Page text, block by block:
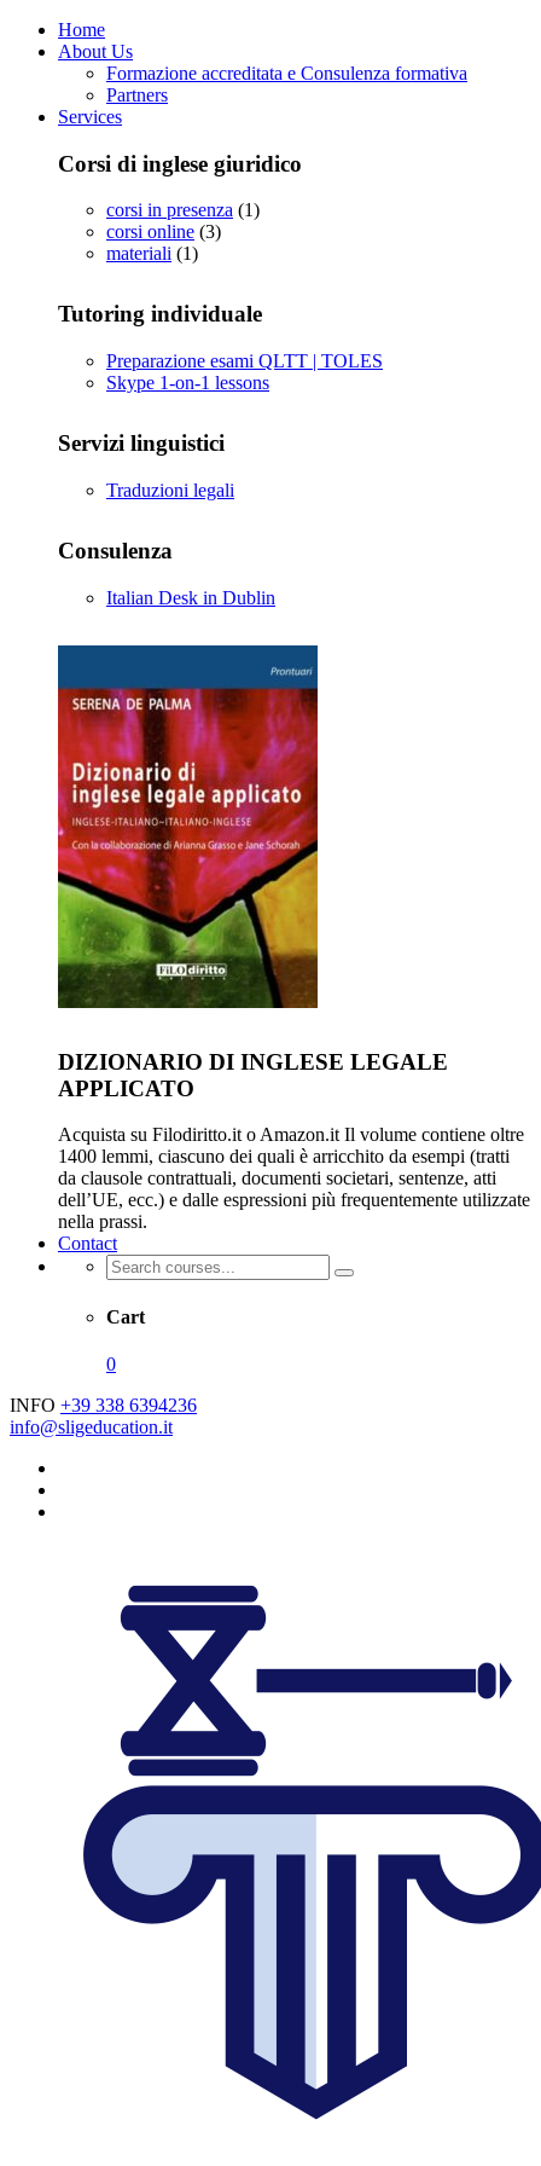
Home
About Us
Formazione accreditata e Consulenza formativa
Partners
Services
Corsi di inglese giuridico
corsi in presenza (1)
corsi online (3)
materiali (1)
Tutoring individuale
Preparazione esami QLTT | TOLES
Skype 1-on-1 lessons
Servizi linguistici
Traduzioni legali
Consulenza
Italian Desk in Dublin
DIZIONARIO DI INGLESE LEGALE
APPLICATO
Acquista su Filodiritto.it o Amazon.it Il volume contiene oltre
1400 lemmi, ciascuno dei quali è arricchito da esempi (tratti
da clausole contrattuali, documenti societari, sentenze, atti
dell’UE, ecc.) e dalle espressioni più frequentemente utilizzate
nella prassi.
Contact
Cart
0
INFO +39 338 6394236
info@sligeducation.it